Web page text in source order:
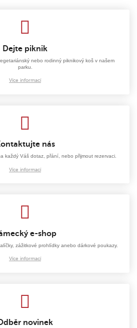
Dejte piknik
nebo rodinný piknikový koš v našem
parku.
Více informací
nás
každý Váš dotaz, přání, nebo přijmout rezervaci.
Více informací
e-shop
zážitkové prohlídky anebo dárkové poukazy.
Více informací
novinek